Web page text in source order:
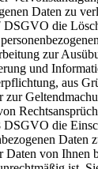
Daten zu
DSGVO die
zur
und
aus
zur
DSGVO die
Daten
Daten von Ihnen